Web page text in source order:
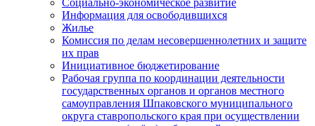
Социально-экономическое развитие
Информация для освободившихся
Жилье
Комиссия по делам несовершеннолетних и защите
их прав
Инициативное бюджетирование
Рабочая группа по координации деятельности
государственных органов и органов местного
самоуправления Шпаковского муниципального
округа ставропольского края при осуществлении